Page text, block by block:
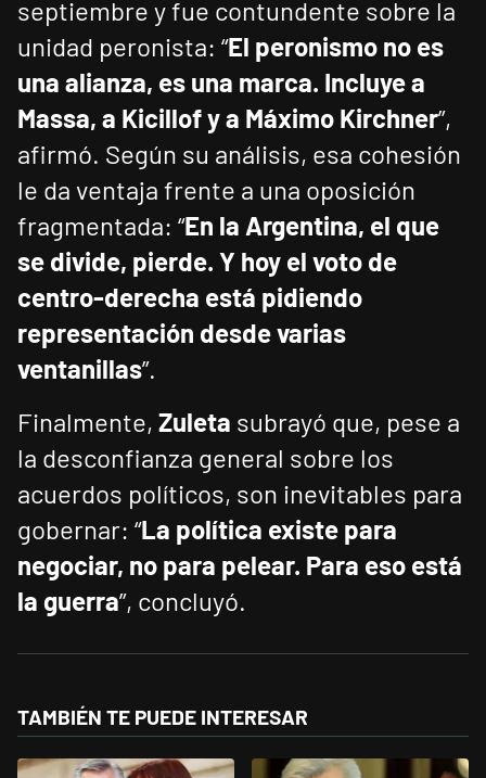
septiembre y fue contundente sobre la
unidad peronista: “El peronismo no es
una alianza, es una marca. Incluye a
Massa, a Kicillof y a Máximo Kirchner”,
afirmó. Según su análisis, esa cohesión
le da ventaja frente a una oposición
fragmentada: “En la Argentina, el que
se divide, pierde. Y hoy el voto de
centro-derecha está pidiendo
representación desde varias
ventanillas”.
Finalmente, Zuleta subrayó que, pese a
la desconfianza general sobre los
acuerdos políticos, son inevitables para
gobernar: “La política existe para
negociar, no para pelear. Para eso está
la guerra”, concluyó.
TAMBIÉN TE PUEDE INTERESAR